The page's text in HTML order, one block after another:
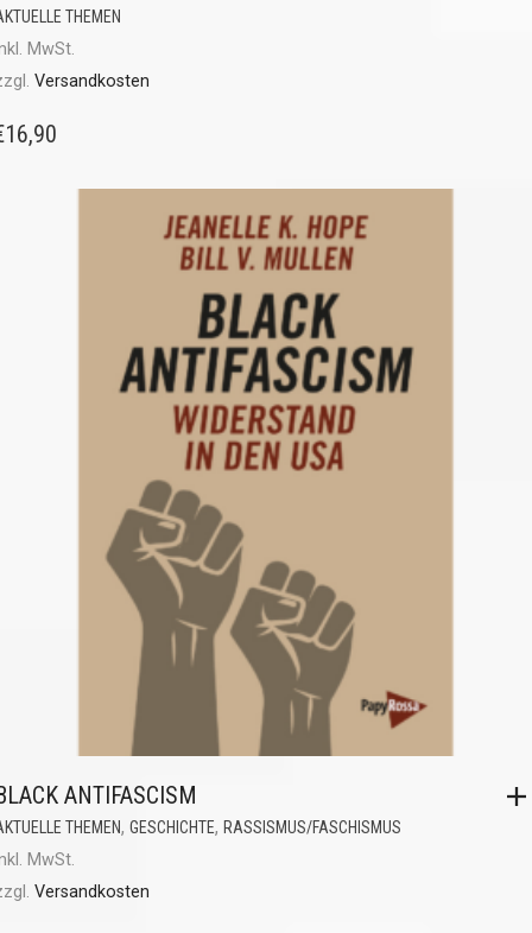
THEMEN
MwSt.
Versandkosten
16,90
ANTIFASCISM
THEMEN, GESCHICHTE, RASSISMUS/FASCHISMUS
MwSt.
Versandkosten